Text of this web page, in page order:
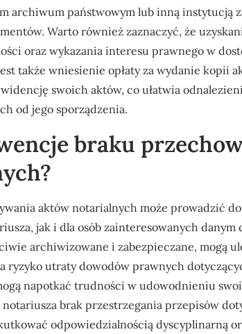
archiwum państwowym lub inną instytucją
Warto również zaznaczyć, że
oraz wykazania interesu prawnego w
także wniesienie opłaty za wydanie kopii
swoich aktów, co ułatwia
od jego sporządzenia.
braku
aktów notarialnych może prowadzić
jak i dla osób zainteresowanych danym
archiwizowane i zabezpieczane, mogą
ryzyko utraty dowodów prawnych
napotkać trudności w udowodnieniu
brak przestrzegania przepisów
odpowiedzialnością dyscyplinarną